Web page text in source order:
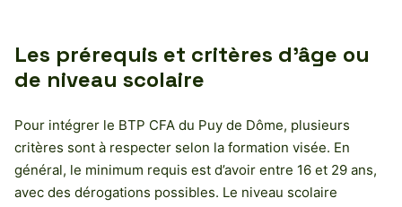
Les prérequis et critères d’âge ou
de niveau scolaire
Pour intégrer le BTP CFA du Puy de Dôme, plusieurs
critères sont à respecter selon la formation visée. En
général, le minimum requis est d’avoir entre 16 et 29 ans,
avec des dérogations possibles. Le niveau scolaire